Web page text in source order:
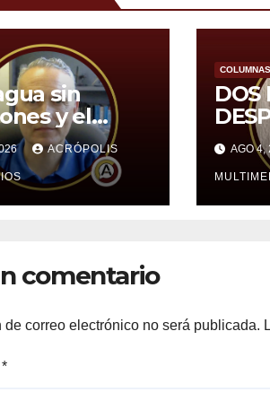
sin
y el
que no llega
ACRÓPOLIS
COLUMNAS
DOS
AGO 4,
comentario
de correo electrónico no será publicada.
*